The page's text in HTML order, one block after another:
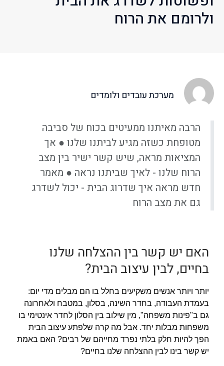
ולרומם את הרוח
מערכת עובדים ולומדים
הרבה מאיתנו ממעיטים בכוח של סביבה
מטופחת כשזה מגיע לביתנו שלנו ● אך
המציאות מראה, שיש קשר ישיר בין מצב
הרוח שלנו - לאיך שביתנו נראה ● מאמר
חדש מראה איך שדרוג הבית - יכול לשדרג
גם את מצב הרוח
האם יש קשר בין ההצלחה שלנו
בחיים, לבין עיצוב הבית?
יש קשר בינו לבין ההצלחה שלנו בחיים?